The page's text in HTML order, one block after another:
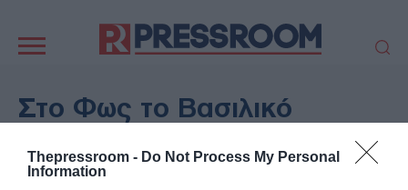
Thepressroom - Do Not Process My Personal
Information
πλοήγηση
ΠΟΛΙΤΙΚΗ
ΤΟΥΡΚΙΑ
ΟΙΚΟΝΟΜΙΑ
ΕΛΛΑΔΑ
ΕΚΚΛΗΣΙΑ
ΑΜΥΝΑ
ΔΙΕΘΝΗ
Στο Φως το Βασιλικό
Γυμνάσιο της Μίεζας: Εκεί
όπου ο Αριστοτέλης Δίδαξε